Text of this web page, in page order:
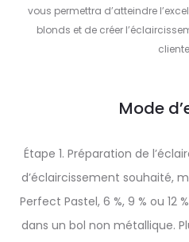
vous permettra d’atteindre
blonds et de créer
Mode
Étape 1. Préparation de
d’éclaircissement souhaité,
Perfect Pastel, 6 %, 9 % ou 12
dans un bol non métallique.